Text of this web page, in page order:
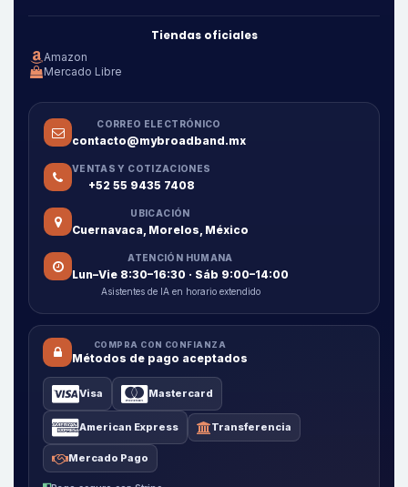
Tiendas oficiales
Amazon
Mercado Libre
CORREO ELECTRÓNICO
contacto@mybroadband.mx
VENTAS Y COTIZACIONES
+52 55 9435 7408
UBICACIÓN
Cuernavaca, Morelos, México
ATENCIÓN HUMANA
Lun–Vie 8:30–16:30 · Sáb 9:00–14:00
Asistentes de IA en horario extendido
COMPRA CON CONFIANZA
Métodos de pago aceptados
Visa Mastercard
American Express Transferencia
Mercado Pago